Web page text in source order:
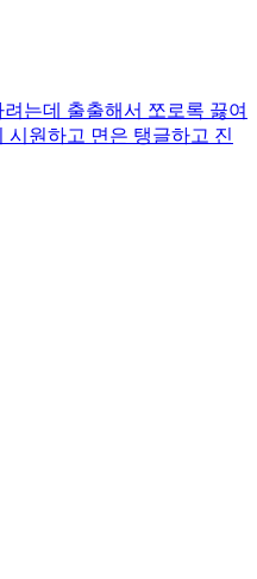
는데 출출해서 쪼로록 끓여
시원하고 면은 탱글하고 진